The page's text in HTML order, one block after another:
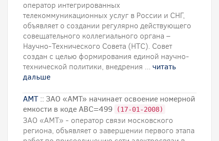
оператор интегрированных
телекоммуникационных услуг в России и СНГ,
объявляет о создании регулярно действующего
совещательного коллегиального органа –
Научно-Технического Совета (НТС). Совет
создан с целью формирования единой научно-
технической политики, внедрения ... читать
дальше
АМТ :: ЗАО «АМТ» начинает освоение номерной
емкости в коде АВС=499
(17-01-2008)
ЗАО «АМТ» - оператор связи московского
региона, объявляет о завершении первого этапа